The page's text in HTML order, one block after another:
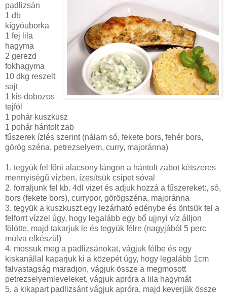
padlizsán
1 db
kígyóuborka
1 fej lila
hagyma
2 gerezd
fokhagyma
10 dkg reszelt
sajt
1 kis dobozos
tejföl
1 pohár kuszkusz
1 pohár hántolt zab
fűszerek ízlés szerint (nálam só, fekete bors, fehér bors,
görög széna, petrezselyem, curry, majoránna)
1. tegyük fel főni alacsony lángon a hántolt zabot kétszeres
mennyiségű vízben, ízesítsük csipet sóval
2. forraljunk fel kb. 4dl vizet és adjuk hozzá a fűszereket:, só,
bors (fekete bors), currypor, görögszéna, majoránna
3. tegyük a kuszkuszt egy lezárható edénybe és öntsük fel a
felforrt vízzel úgy, hogy legalább egy bő ujjnyi víz álljon
fölötte, majd takarjuk le és tegyük félre (nagyjából 5 perc
múlva elkészül)
4. mossuk meg a padlizsánokat, vágjuk félbe és egy
kiskanállal kaparjuk ki a közepét úgy, hogy legalább 1cm
falvastagság maradjon, vágjuk össze a megmosott
petrezselyemleveleket, vágjuk apróra a lila hagymát
5. a kikapart padlizsánt vágjuk apróra, majd keverjük össze